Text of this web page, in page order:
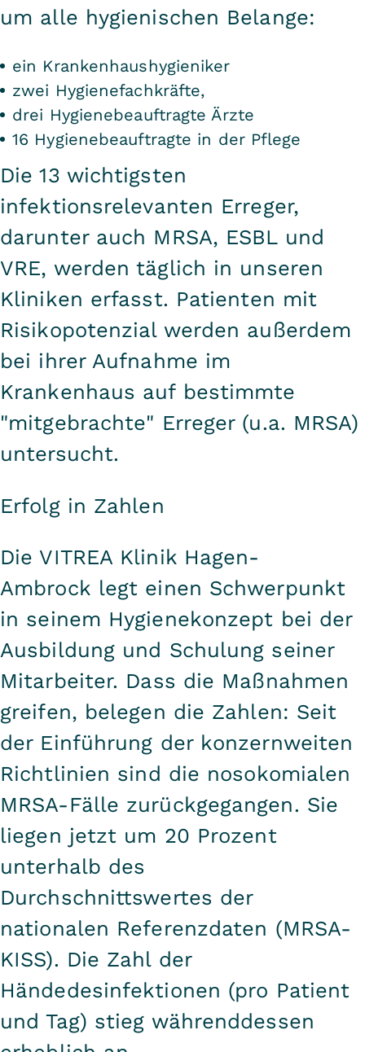
um alle hygienischen Belange:
ein Krankenhaushygieniker
zwei Hygienefachkräfte,
drei Hygienebeauftragte Ärzte
16 Hygienebeauftragte in der Pflege
Die 13 wichtigsten
infektionsrelevanten Erreger,
darunter auch MRSA, ESBL und
VRE, werden täglich in unseren
Kliniken erfasst. Patienten mit
Risikopotenzial werden außerdem
bei ihrer Aufnahme im
Krankenhaus auf bestimmte
"mitgebrachte" Erreger (u.a. MRSA)
untersucht.
Erfolg in Zahlen
Die VITREA Klinik Hagen-
Ambrock legt einen Schwerpunkt
in seinem Hygienekonzept bei der
Ausbildung und Schulung seiner
Mitarbeiter. Dass die Maßnahmen
greifen, belegen die Zahlen: Seit
der Einführung der konzernweiten
Richtlinien sind die nosokomialen
MRSA-Fälle zurückgegangen. Sie
liegen jetzt um 20 Prozent
unterhalb des
Durchschnittswertes der
nationalen Referenzdaten (MRSA-
KISS). Die Zahl der
Händedesinfektionen (pro Patient
und Tag) stieg währenddessen